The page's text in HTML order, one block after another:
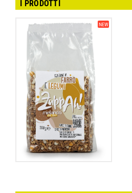
I PRODOTTI
NEW